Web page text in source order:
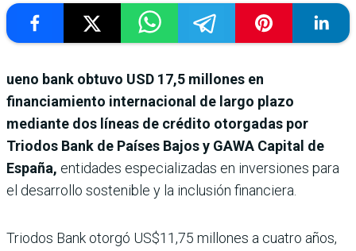
ueno bank obtuvo USD 17,5 millones en
financiamiento internacional de largo plazo
mediante dos líneas de crédito otorgadas por
Triodos Bank de Países Bajos y GAWA Capital de
España, entidades especializadas en inversiones para
el desarrollo sostenible y la inclusión financiera.
Triodos Bank otorgó US$11,75 millones a cuatro años,